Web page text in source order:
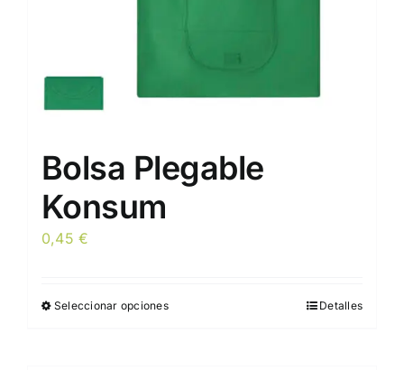
Bolsa Plegable
Konsum
0,45€
Seleccionar opcionesEste
Detalles